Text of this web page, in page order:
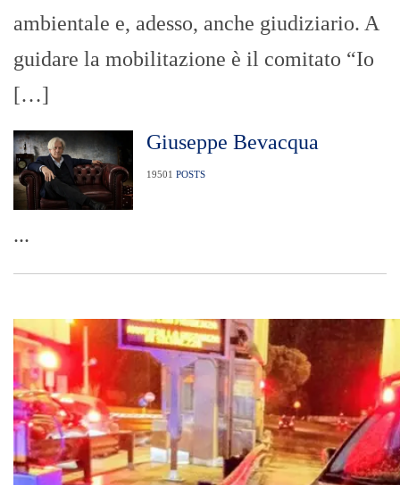
ambientale e, adesso, anche giudiziario. A
guidare la mobilitazione è il comitato “Io
[…]
Giuseppe Bevacqua
19501 POSTS
...